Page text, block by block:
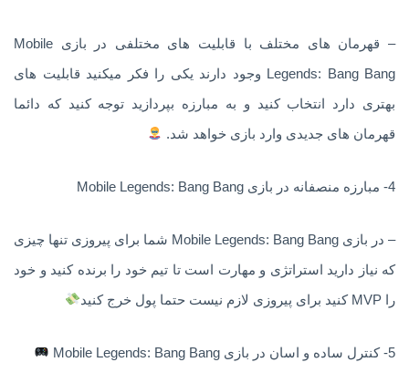
– قهرمان های مختلف با قابلیت های مختلفی در بازی Mobile
Legends: Bang Bang وجود دارند یکی را فکر میکنید قابلیت های
بهتری دارد انتخاب کنید و به مبارزه بپردازید توجه کنید که دائما
قهرمان های جدیدی وارد بازی خواهد شد.
4- مبارزه منصفانه در بازی Mobile Legends: Bang Bang
– در بازی Mobile Legends: Bang Bang شما برای پیروزی تنها چیزی
که نیاز دارید استراتژی و مهارت است تا تیم خود را برنده کنید و خود
را MVP کنید برای پیروزی لازم نیست حتما پول خرج کنید
5- کنترل ساده و اسان در بازی Mobile Legends: Bang Bang